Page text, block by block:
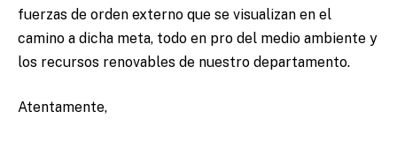
fuerzas de orden externo que se visualizan en el
camino a dicha meta, todo en pro del medio ambiente y
los recursos renovables de nuestro departamento.
Atentamente,